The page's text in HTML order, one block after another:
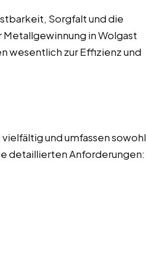
Sorgfalt und die
in Wolgast
wesentlich zur Effizienz und
und umfassen sowohl
detaillierten Anforderungen: